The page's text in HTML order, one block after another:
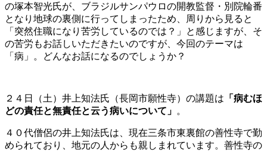
の塚本智光氏が、ブラジルサンパウロの開教監督・別院輪番
となり地球の裏側に行ってしまったため、周りから見ると
「突然住職になり苦労しているのでは？」と感じますが、そ
の苦労もお話しいただきたいのですが、今回のテーマは
「病」。どんなお話になるのでしょうか？
２４日（土）井上知法氏（長岡市願性寺）の講題は 「病むほ
どの責任と無責任と云う病いについて」 。
４０代僧侶の井上知法氏は、現在三条市東裏館の善性寺で勤
められており、地元の人からも親しまれています。善性寺の